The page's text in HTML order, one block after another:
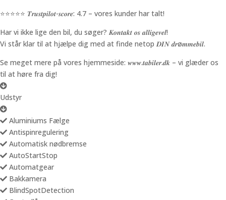
⭐️⭐️⭐️⭐️⭐️ 𝑻𝒓𝒖𝒔𝒕𝒑𝒊𝒍𝒐𝒕-𝒔𝒄𝒐𝒓𝒆: 4.7 – vores kunder har talt!
Har vi ikke lige den bil, du søger? 𝑲𝒐𝒏𝒕𝒂𝒌𝒕 𝒐𝒔 𝒂𝒍𝒍𝒊𝒈𝒆𝒗𝒆𝒍!
Vi står klar til at hjælpe dig med at finde netop 𝑫𝑰𝑵 𝒅𝒓ø𝒎𝒎𝒆𝒃𝒊𝒍.
Se meget mere på vores hjemmeside: 𝒘𝒘𝒘.𝒕𝒂𝒃𝒊𝒍𝒆𝒓.𝒅𝒌 – vi glæder os
til at høre fra dig!
Udstyr
Aluminiums Fælge
Antispinregulering
Automatisk nødbremse
AutoStartStop
Automatgear
Bakkamera
BlindSpotDetection